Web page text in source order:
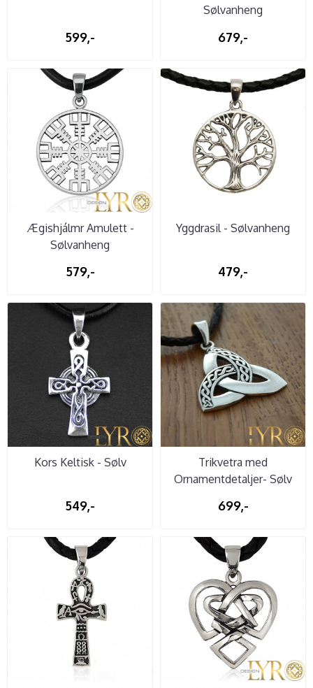
599,-
Sølvanheng
679,-
Ægishjálmr Amulett -
Sølvanheng
579,-
Yggdrasil - Sølvanheng
479,-
Kors Keltisk - Sølv
549,-
Trikvetra med
Ornamentdetaljer- Sølv
699,-